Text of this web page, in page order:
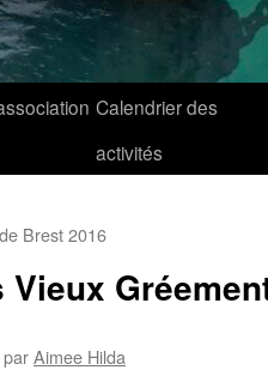
Calendrier des
activités
Brest 2016
Vieux
parAimee Hilda